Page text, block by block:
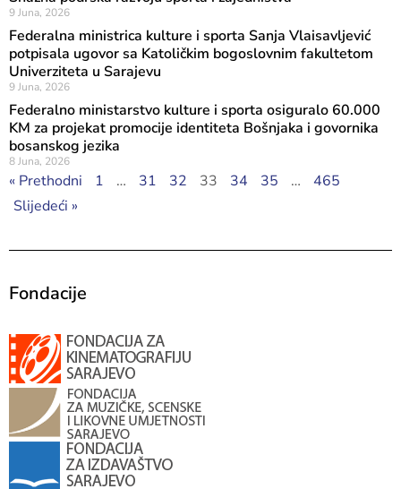
9 Juna, 2026
Federalna ministrica kulture i sporta Sanja Vlaisavljević
potpisala ugovor sa Katoličkim bogoslovnim fakultetom
Univerziteta u Sarajevu
9 Juna, 2026
Federalno ministarstvo kulture i sporta osiguralo 60.000
KM za projekat promocije identiteta Bošnjaka i govornika
bosanskog jezika
8 Juna, 2026
« Prethodni 1 … 31 32 33 34 35 …
465
Slijedeći »
Fondacije